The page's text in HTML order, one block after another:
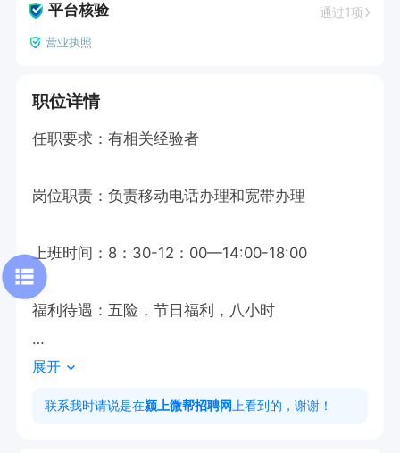
平台核验 通过1项
营业执照
职位详情
任职要求：有相关经验者
岗位职责：负责移动电话办理和宽带办理
上班时间：8：30-12：00—14:00-18:00
福利待遇：五险，节日福利，八小时
如果感兴趣的话，请直接投递简历后打电话吧！
展开
联系我时请说是在颍上微帮招聘网 上看到的，谢谢！